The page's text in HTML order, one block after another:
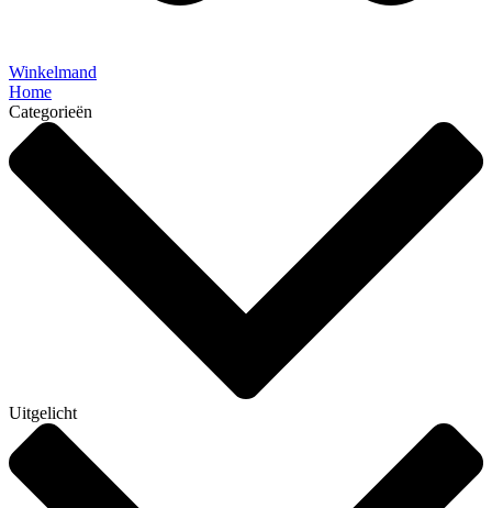
Winkelmand
Home
Categorieën
Uitgelicht